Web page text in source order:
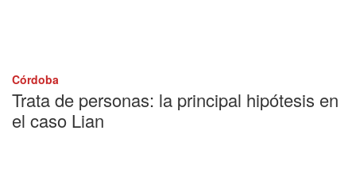
Córdoba
Trata de personas: la principal hipótesis en
el caso Lian